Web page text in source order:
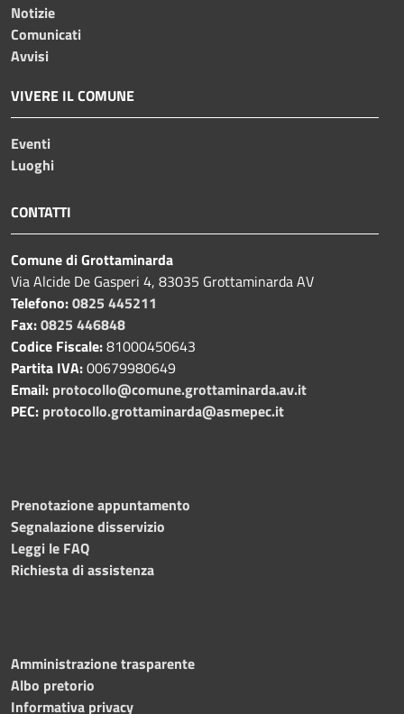
Notizie
Comunicati
Avvisi
VIVERE IL COMUNE
Eventi
Luoghi
CONTATTI
Comune di Grottaminarda
Via Alcide De Gasperi 4, 83035 Grottaminarda AV
Telefono:0825 445211
Fax:0825 446848
Codice Fiscale:81000450643
Partita IVA:00679980649
Email: protocollo@comune.grottaminarda.av.it
PEC: protocollo.grottaminarda@asmepec.it
Prenotazione appuntamento
Segnalazione disservizio
Leggi le FAQ
Richiesta di assistenza
Amministrazione trasparente
Albo pretorio
Informativa privacy